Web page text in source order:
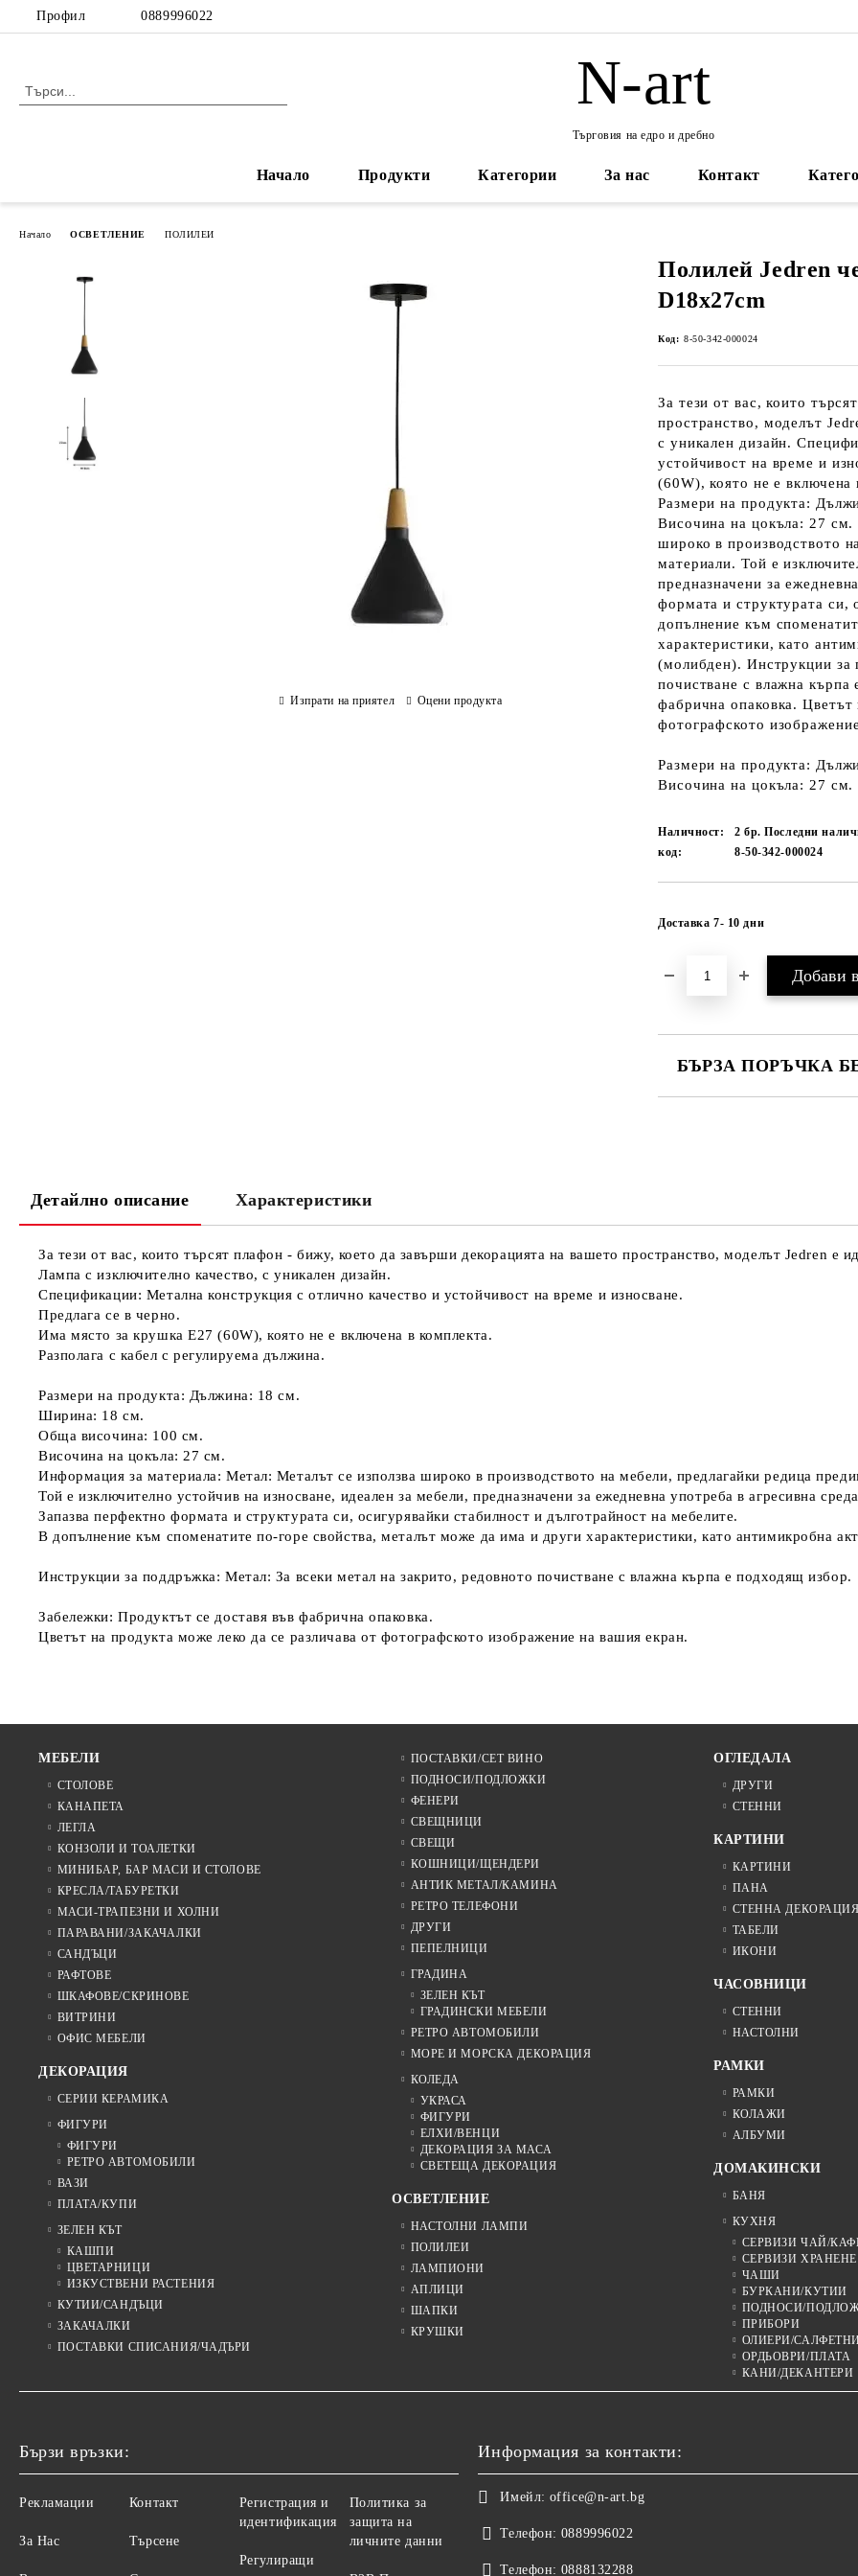
Профил 0889996022
N-art
Търговия на едро и дребно
Начало Продукти Категории За нас Контакт
Начало ОСВЕТЛЕНИЕ ПОЛИЛЕИ
Полилей Jedren
D18x27cm
Код: 8-50-342-000024
За тези от вас, които
пространство, моделът
с уникален дизайн.
устойчивост на време и
(60W), която не е включена
Размери на продукта:
Височина на цокъла: 27
широко в производството
материали. Той е
предназначени за
формата и структурата си,
допълнение към
характеристики, като
(молибден). Инструкции за
почистване с влажна
фабрична опаковка. Цветът
фотографското
Размери на продукта:
Височина на цокъла: 27 см.
Наличност:
2 бр. Последни
код:
8-50-342-000024
Доставка 7- 10 дни
БЪРЗА ПОРЪЧКА
Изпрати на приятел Оцени продукта
Детайлно описание Характеристики
За тези от вас, които търсят плафон - бижу, което да завърши декорацията на вашето пространство, моделът Jedren е
Лампа с изключително качество, с уникален дизайн.
Спецификации: Метална конструкция с отлично качество и устойчивост на време и износване.
Предлага се в черно.
Има място за крушка E27 (60W), която не е включена в комплекта.
Разполага с кабел с регулируема дължина.
Размери на продукта: Дължина: 18 см.
Ширина: 18 см.
Обща височина: 100 см.
Височина на цокъла: 27 см.
Информация за материала: Метал: Металът се използва широко в производството на мебели, предлагайки редица
Той е изключително устойчив на износване, идеален за мебели, предназначени за ежедневна употреба в агресивна
Запазва перфектно формата и структурата си, осигурявайки стабилност и дълготрайност на мебелите.
В допълнение към споменатите по-горе свойства, металът може да има и други характеристики, като антимикробна
Инструкции за поддръжка: Метал: За всеки метал на закрито, редовното почистване с влажна кърпа е подходящ избор.
Забележки: Продуктът се доставя във фабрична опаковка.
Цветът на продукта може леко да се различава от фотографското изображение на вашия екран.
МЕБЕЛИ
СТОЛОВЕ
КАНАПЕТА
ЛЕГЛА
КОНЗОЛИ И ТОАЛЕТКИ
МИНИБАР, БАР МАСИ И СТОЛОВЕ
КРЕСЛА/ТАБУРЕТКИ
МАСИ-ТРАПЕЗНИ И ХОЛНИ
ПАРАВАНИ/ЗАКАЧАЛКИ
САНДЪЦИ
РАФТОВЕ
ШКАФОВЕ/СКРИНОВЕ
ВИТРИНИ
ОФИС МЕБЕЛИ
ДЕКОРАЦИЯ
СЕРИИ КЕРАМИКА
ФИГУРИ
ФИГУРИ
РЕТРО АВТОМОБИЛИ
ВАЗИ
ПЛАТА/КУПИ
ЗЕЛЕН КЪТ
КАШПИ
ЦВЕТАРНИЦИ
ИЗКУСТВЕНИ РАСТЕНИЯ
КУТИИ/САНДЪЦИ
ЗАКАЧАЛКИ
ПОСТАВКИ СПИСАНИЯ/ЧАДЪРИ
ПОСТАВКИ/СЕТ ВИНО
ПОДНОСИ/ПОДЛОЖКИ
ФЕНЕРИ
СВЕЩНИЦИ
СВЕЩИ
КОШНИЦИ/ЩЕНДЕРИ
АНТИК МЕТАЛ/КАМИНА
РЕТРО ТЕЛЕФОНИ
ДРУГИ
ПЕПЕЛНИЦИ
ГРАДИНА
ЗЕЛЕН КЪТ
ГРАДИНСКИ МЕБЕЛИ
РЕТРО АВТОМОБИЛИ
МОРЕ И МОРСКА ДЕКОРАЦИЯ
КОЛЕДА
УКРАСА
ФИГУРИ
ЕЛХИ/ВЕНЦИ
ДЕКОРАЦИЯ ЗА МАСА
СВЕТЕЩА ДЕКОРАЦИЯ
ОСВЕТЛЕНИЕ
НАСТОЛНИ ЛАМПИ
ПОЛИЛЕИ
ЛАМПИОНИ
АПЛИЦИ
ШАПКИ
КРУШКИ
ОГЛЕДАЛА
ДРУГИ
СТЕННИ
КАРТИНИ
КАРТИНИ
ПАНА
СТЕННА ДЕКОРАЦИЯ
ТАБЕЛИ
ИКОНИ
ЧАСОВНИЦИ
СТЕННИ
НАСТОЛНИ
РАМКИ
РАМКИ
КОЛАЖИ
АЛБУМИ
ДОМАКИНСКИ
БАНЯ
КУХНЯ
СЕРВИЗИ ЧАЙ/
СЕРВИЗИ ХРАНЕНЕ
ЧАШИ
БУРКАНИ/КУТИИ
ПОДНОСИ/
ПРИБОРИ
ОЛИЕРИ/
ОРДЬОВРИ/ПЛАТА
КАНИ/ДЕКАНТЕРИ
Бързи връзки:
Рекламации
За Нас
Контакт
Търсене
Регистрация и
идентификация
Регулиращи
Политика за
защита на
личните данни
Информация за контакти:
Имейл: office@n-art.bg
Телефон: 0889996022
Телефон: 0888132288